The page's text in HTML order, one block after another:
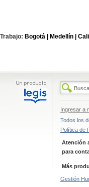
Trabajo: Bogotá | Medellín | Cali |
Ingresar a
Todos los
Política de
Atención
para
Más
Gestión